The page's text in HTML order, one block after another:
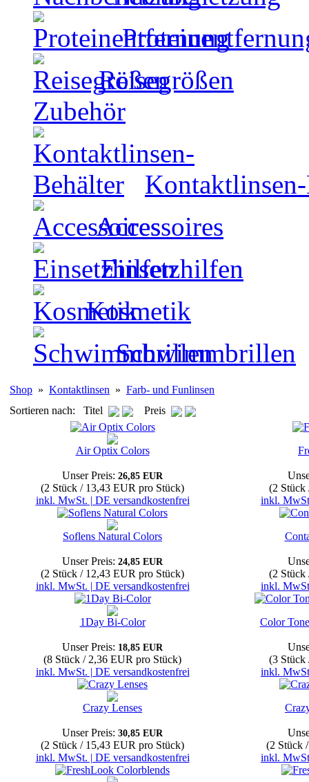
Reisegrößen
Zubehör
Accessoires
Einsetzhilfen
Kosmetik
Schwimmbrillen
Shop » Kontaktlinsen » Farb- und Funlinsen
Sortieren nach: Titel
Preis
Air Optix Colors
Unser Preis: 26,85 EUR
(2 Stück / 13,43 EUR pro Stück)
inkl. MwSt. | DE versandkostenfrei
(2 Stück
inkl.
Soflens Natural Colors
Unser Preis: 24,85 EUR
(2 Stück / 12,43 EUR pro Stück)
inkl. MwSt. | DE versandkostenfrei
(2 Stück
inkl.
1Day Bi-Color
Unser Preis: 18,85 EUR
(8 Stück / 2,36 EUR pro Stück)
inkl. MwSt. | DE versandkostenfrei
Color
(3 Stück
inkl.
Crazy Lenses
Unser Preis: 30,85 EUR
(2 Stück / 15,43 EUR pro Stück)
inkl. MwSt. | DE versandkostenfrei
(2 Stück
inkl.